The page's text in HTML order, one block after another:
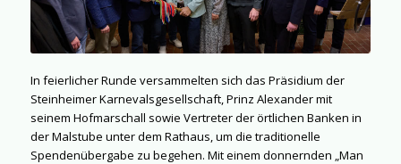
In feierlicher Runde versammelten sich das Präsidium der
Steinheimer Karnevalsgesellschaft, Prinz Alexander mit
seinem Hofmarschall sowie Vertreter der örtlichen Banken in
der Malstube unter dem Rathaus, um die traditionelle
Spendenübergabe zu begehen. Mit einem donnernden „Man